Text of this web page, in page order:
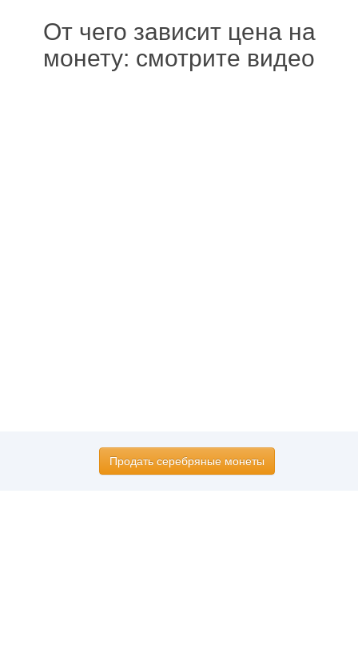
От чего зависит цена на
монету: смотрите видео
Продать серебряные монеты